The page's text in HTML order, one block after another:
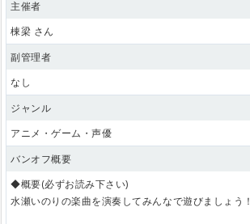
主催者
棟梁 さん
副管理者
なし
ジャンル
アニメ・ゲーム・声優
バンオフ概要
◆概要(必ずお読み下さい)
水瀬いのりの楽曲を演奏してみんなで遊びましょう！